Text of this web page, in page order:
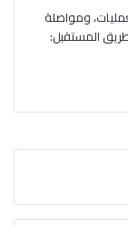
ومواصلة
المستقبل: